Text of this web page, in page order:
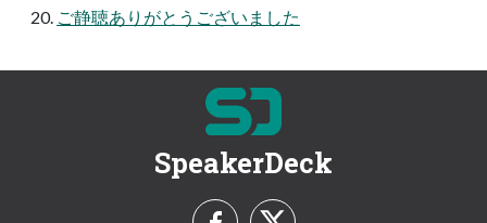
ご静聴ありがとうございました
SpeakerDeck